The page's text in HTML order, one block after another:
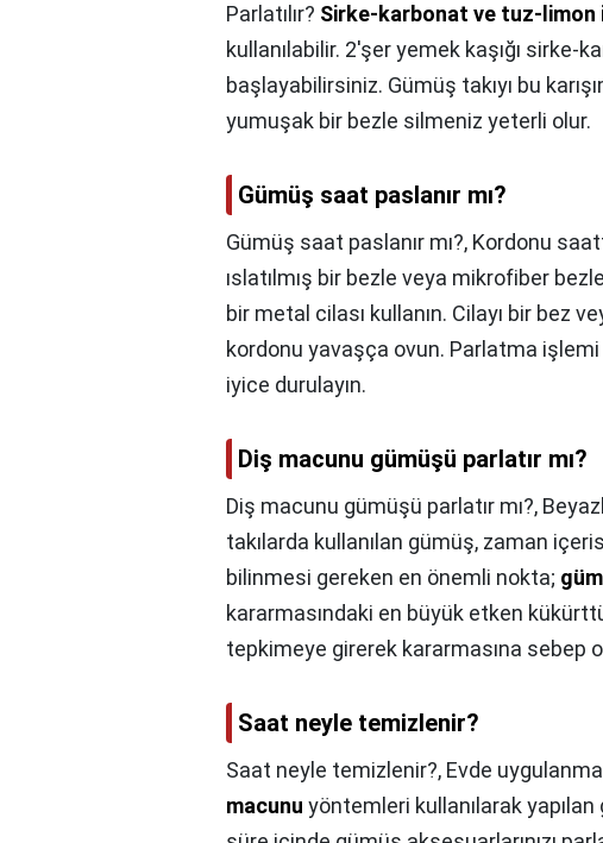
Parlatılır? Sirke-karbonat ve tuz-limon
kullanılabilir. 2'şer yemek kaşığı sirke-
başlayabilirsiniz. Gümüş takıyı bu
yumuşak bir bezle silmeniz yeterli olur.
Gümüş saat paslanır mı?
Gümüş saat paslanır mı?, Kordonu
ıslatılmış bir bezle veya mikrofiber
bir metal cilası kullanın. Cilayı bir bez
kordonu yavaşça ovun. Parlatma işlemi
iyice durulayın.
Diş macunu gümüşü parlatır mı?
Diş macunu gümüşü parlatır mı?,
takılarda kullanılan gümüş, zaman
bilinmesi gereken en önemli nokta;
kararmasındaki en büyük etken
tepkimeye girerek kararmasına sebep
Saat neyle temizlenir?
Saat neyle temizlenir?, Evde
macunu yöntemleri kullanılarak